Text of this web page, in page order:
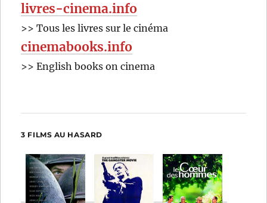
livres-cinema.info
>> Tous les livres sur le cinéma
cinemabooks.info
>> English books on cinema
3 FILMS AU HASARD